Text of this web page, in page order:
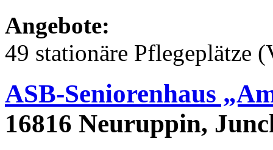
Angebote:
49 stationäre Pflegeplätze
ASB-Seniorenhaus
16816 Neuruppin,